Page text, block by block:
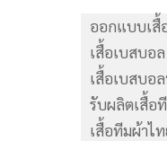
ออกแบบเสื้
เสื้อเบสบอล
เสื้อเบสบอ
รับผลิตเสื้อ
เสื้อทีมผ้าไ